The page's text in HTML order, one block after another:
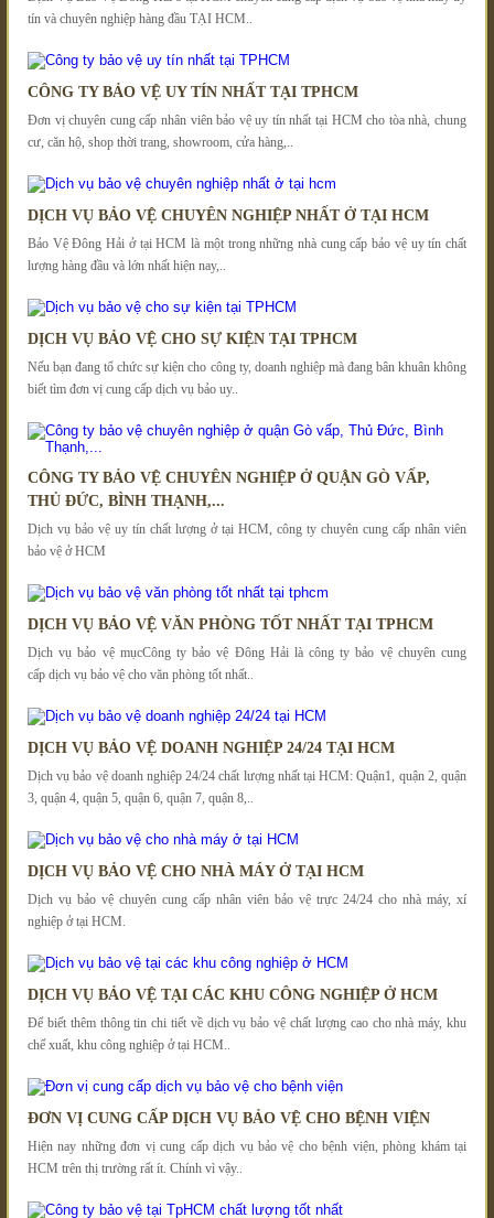
tín và chuyên nghiệp hàng đầu TẠI HCM..
CÔNG TY BẢO VỆ UY TÍN NHẤT TẠI TPHCM
Đơn vị chuyên cung cấp nhân viên bảo vệ uy tín nhất tại HCM cho tòa nhà, chung
cư, căn hộ, shop thời trang, showroom, cửa hàng,..
DỊCH VỤ BẢO VỆ CHUYÊN NGHIỆP NHẤT Ở TẠI HCM
Bảo Vệ Đông Hải ở tại HCM là một trong những nhà cung cấp bảo vệ uy tín chất
lượng hàng đầu và lớn nhất hiện nay,..
DỊCH VỤ BẢO VỆ CHO SỰ KIỆN TẠI TPHCM
Nếu bạn đang tổ chức sự kiện cho công ty, doanh nghiệp mà đang bân khuân không
biết tìm đơn vị cung cấp dịch vụ bảo uy..
CÔNG TY BẢO VỆ CHUYÊN NGHIỆP Ở QUẬN GÒ VẤP,
THỦ ĐỨC, BÌNH THẠNH,...
Dịch vụ bảo vệ uy tín chất lượng ở tại HCM, công ty chuyên cung cấp nhân viên
bảo vệ ở HCM
DỊCH VỤ BẢO VỆ VĂN PHÒNG TỐT NHẤT TẠI TPHCM
Dịch vụ bảo vệ mụcCông ty bảo vệ Đông Hải là công ty bảo vệ chuyên cung
cấp dịch vụ bảo vệ cho văn phòng tốt nhất..
DỊCH VỤ BẢO VỆ DOANH NGHIỆP 24/24 TẠI HCM
Dịch vụ bảo vệ doanh nghiệp 24/24 chất lượng nhất tại HCM: Quận1, quận 2, quận
3, quận 4, quận 5, quận 6, quận 7, quận 8,..
DỊCH VỤ BẢO VỆ CHO NHÀ MÁY Ở TẠI HCM
Dịch vụ bảo vệ chuyên cung cấp nhân viên bảo vệ trực 24/24 cho nhà máy, xí
nghiệp ở tại HCM.
DỊCH VỤ BẢO VỆ TẠI CÁC KHU CÔNG NGHIỆP Ở HCM
Để biết thêm thông tin chi tiết về dịch vụ bảo vệ chất lượng cao cho nhà máy, khu
chế xuất, khu công nghiệp ở tại HCM..
ĐƠN VỊ CUNG CẤP DỊCH VỤ BẢO VỆ CHO BỆNH VIỆN
Hiện nay những đơn vị cung cấp dịch vụ bảo vệ cho bệnh viện, phòng khám tại
HCM trên thị trường rất ít. Chính vì vậy..